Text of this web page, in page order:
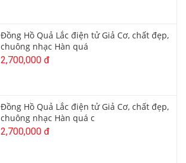
Đồng Hồ Quả Lắc điện tử Giả Cơ, chất đẹp,
chuông nhạc Hàn quá
2,700,000 đ
Đồng Hồ Quả Lắc điện tử Giả Cơ, chất đẹp,
chuông nhạc Hàn quá c
2,700,000 đ